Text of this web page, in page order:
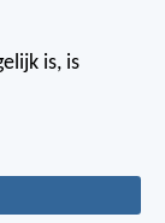
is, is